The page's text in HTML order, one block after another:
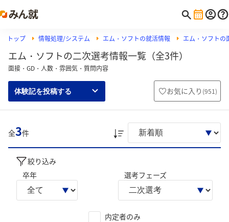
トップ 情報処理/システム エム・ソフトの就活情報 エム・ソフトの
エム・ソフトの二次選考情報一覧（全3件）
面接・GD・人数・雰囲気・質問内容
体験記を投稿する お気に入り (951)
全3件
絞り込み
卒年
選考フェーズ
内定者のみ